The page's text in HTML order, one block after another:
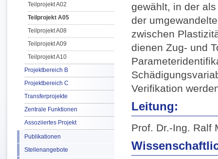
Teilprojekt A02
Teilprojekt A05
Teilprojekt A08
Teilprojekt A09
Teilprojekt A10
Projektbereich B
Projektbereich C
Transferprojekte
Zentrale Funktionen
Assoziiertes Projekt
Publikationen
Stellenangebote
gewählt, in der
der
zwischen
dienen Zug- und
Verifikation
Leitung:
Prof. Dr.-Ing. Ralf